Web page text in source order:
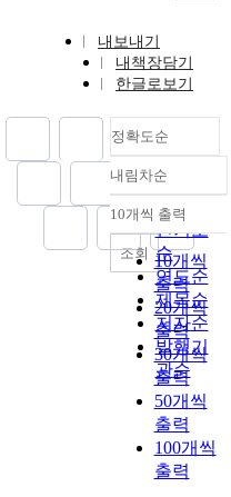
내보내기
내책장담기
한글로보기
정확도순
정확도
순
인기도
순
연도순
제목순
저자순
발행기
관순
내림차순
내림차순
10개씩 출력
10개씩
출력
20개씩
출력
30개씩
출력
50개씩
출력
100개씩
출력
조회